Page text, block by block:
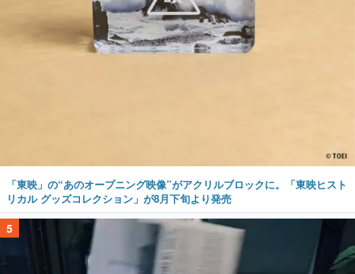
「東映」の“あのオープニング映像”がアクリルブロックに。「東映ヒスト
リカル グッズコレクション」が8月下旬より発売
5